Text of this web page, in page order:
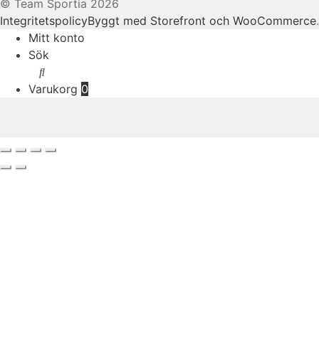
© Team Sportia 2026
IntegritetspolicyByggt med Storefront och WooCommerce.
Mitt konto
Sök
Varukorg 0